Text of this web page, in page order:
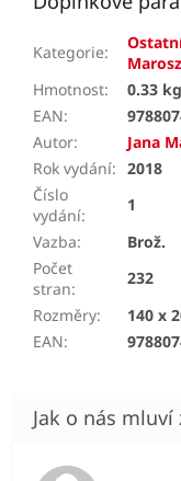
Kategorie:
Hmotnost:
0.33 kg
EAN:
Autor:
Jana
Rok vydání: 2018
Číslo
vydání:
1
Vazba:
Brož.
Počet
stran:
232
Rozměry:
140 x
EAN: